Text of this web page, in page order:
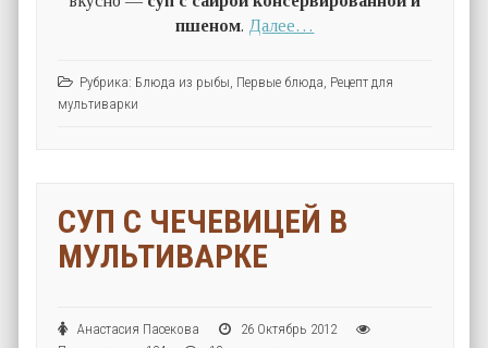
пшеном. Далее…
Рубрика: Блюда из рыбы, Первые блюда, Рецепт для
мультиварки
СУП С ЧЕЧЕВИЦЕЙ В
МУЛЬТИВАРКЕ
Анастасия Пасекова
26 Октябрь 2012